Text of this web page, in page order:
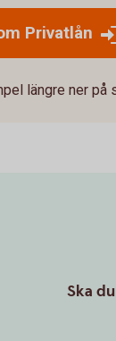
Privatlån
längre ner på
Ska